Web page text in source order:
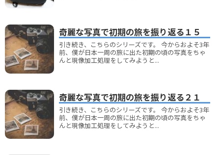
奇麗な写真で初期の旅を振り返る１５
引き続き、こちらのシリーズです。 今からおよそ3年
前、僕が日本一周の旅に出た初期の頃の写真をちゃ
んと現像加工処理をしてみようと...
奇麗な写真で初期の旅を振り返る２１
引き続き、こちらのシリーズです。 今からおよそ3年
前、僕が日本一周の旅に出た初期の頃の写真をちゃ
んと現像加工処理をしてみようと...